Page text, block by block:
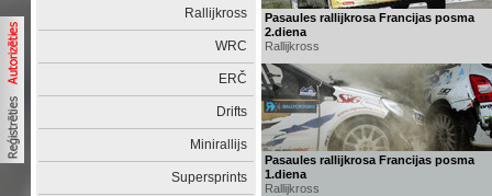
Rallijkross
WRC
ERČ
Drifts
Minirallijs
Supersprints
Pasaules rallijkrosa Francijas posma
2.diena
Rallijkross
Pasaules rallijkrosa Francijas posma
1.diena
Rallijkross